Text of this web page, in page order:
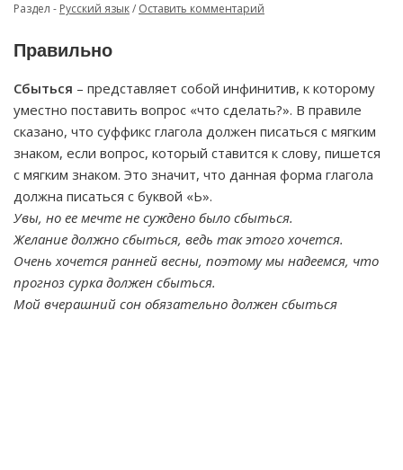
Раздел - Русский язык/ Оставить комментарий
Правильно
Сбыться – представляет собой инфинитив, к которому
уместно поставить вопрос «что сделать?». В правиле
сказано, что суффикс глагола должен писаться с мягким
знаком, если вопрос, который ставится к слову, пишется
с мягким знаком. Это значит, что данная форма глагола
должна писаться с буквой «Ь».
Увы, но ее мечте не суждено было сбыться.
Желание должно сбыться, ведь так этого хочется.
Очень хочется ранней весны, поэтому мы надеемся, что
прогноз сурка должен сбыться.
Мой вчерашний сон обязательно должен сбыться